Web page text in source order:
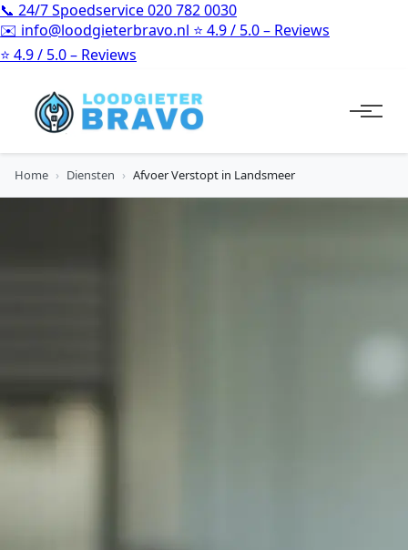
📞 24/7 Spoedservice020 782 0030
✉️ info@loodgieterbravo.nl ⭐ 4.9 / 5.0 – Reviews
⭐ 4.9 / 5.0 – Reviews
Home › Diensten › Afvoer Verstopt in Landsmeer